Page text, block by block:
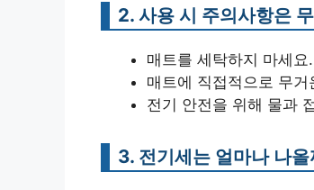
2. 사용 시 주의사항은
매트를 세탁하지 마세요.
매트에 직접적으로 무
전기 안전을 위해 물과
3. 전기세는 얼마나 나올